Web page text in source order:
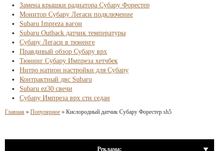
Замена крышки радиатора Субару Форестер
Монитор Субару Легаси подключение
Subaru Impreza вагон
Subaru Outback датчик температуры
Субару Легаси в тюненге
Правдивый обзор Субару врх
Тюнинг Субару Импреза хетчбек
Нитро натион настройки для Субару
Контрактный двс Subaru
Subaru ez30 свечи
Субару Импреза врх сти седан
Главная » Популярное » Кислородный датчик Субару Форестер sh5
Реклама: